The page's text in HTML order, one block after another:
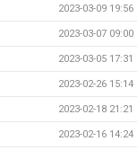
2023-03-09 19:56
2023-03-07 09:00
2023-03-05 17:31
2023-02-26 15:14
2023-02-18 21:21
2023-02-16 14:24